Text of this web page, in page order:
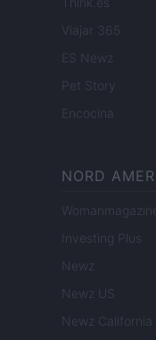
Viajar 365
ES Newz
Pet Story
Encocina
NORD
Womanmagazine
Investing Plus
Newz
Newz US
Newz California